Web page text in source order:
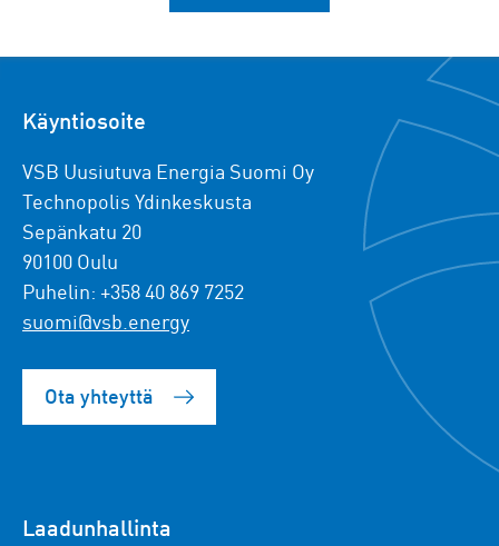
Käyntiosoite
VSB Uusiutuva Energia Suomi Oy
Technopolis Ydinkeskusta
Sepänkatu 20
90100 Oulu
Puhelin: +358 40 869 7252
suomi@vsb.energy
Ota yhteyttä
Laadunhallinta